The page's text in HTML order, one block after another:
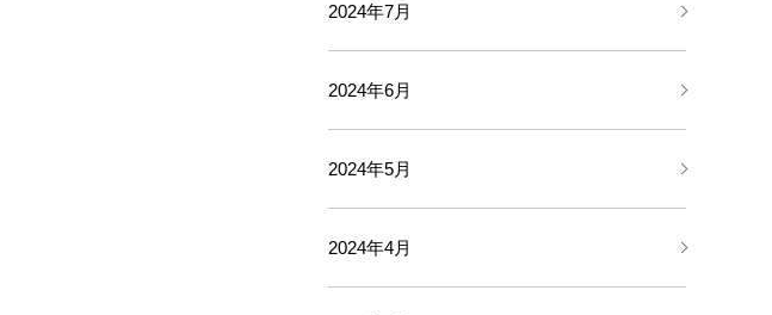
2024年7月
2024年6月
2024年5月
2024年4月